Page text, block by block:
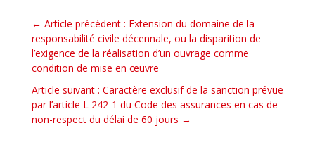
← Article précédent : Extension du domaine de la
responsabilité civile décennale, ou la disparition de
l’exigence de la réalisation d’un ouvrage comme
condition de mise en œuvre
Article suivant : Caractère exclusif de la sanction prévue
par l’article L 242-1 du Code des assurances en cas de
non-respect du délai de 60 jours →